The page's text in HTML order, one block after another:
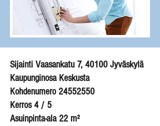
Sijainti Vaasankatu 7, 40100 Jyväskylä
Kaupunginosa Keskusta
Kohdenumero 24552550
Kerros 4 / 5
Asuinpinta-ala 22 m²